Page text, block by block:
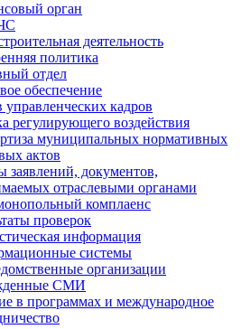
орган
деятельность
политика
отдел
обеспечение
управленческих кадров
регулирующего воздействия
муниципальных нормативных
актов
заявлений, документов,
отраслевыми органами
комплаенс
проверок
информация
системы
организации
СМИ
в программах и международное